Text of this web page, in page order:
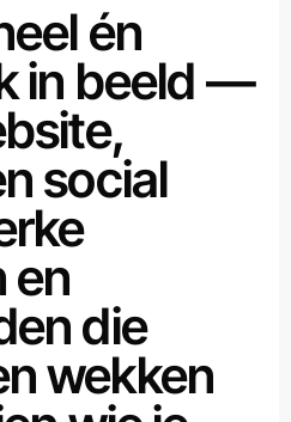
én
in beeld —
social
en
die
wekken